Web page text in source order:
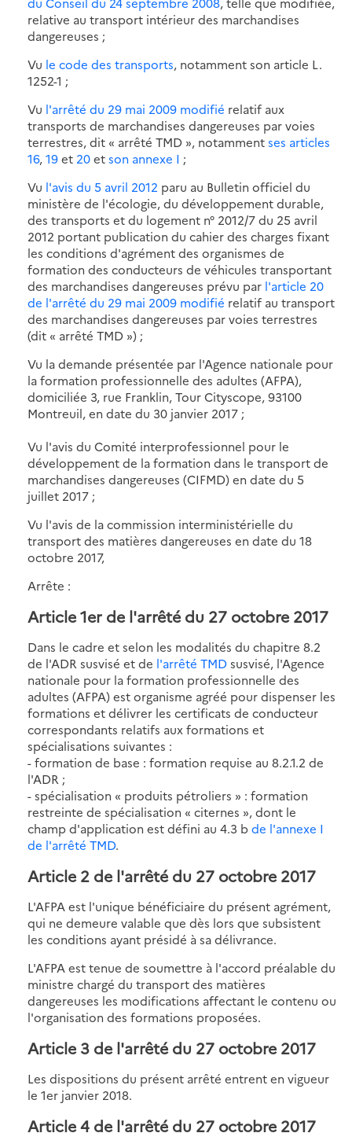
relative au transport intérieur des marchandises
dangereuses ;
Vu le code des transports, notamment son article L.
1252-1 ;
Vu l'arrêté du 29 mai 2009 modifié relatif aux
transports de marchandises dangereuses par voies
terrestres, dit « arrêté TMD », notammentses articles
16,19et 20etson annexe I ;
Vu l'avis du 5 avril 2012 paru au Bulletin officiel du
ministère de l'écologie, du développement durable,
des transports et du logement n° 2012/7 du 25 avril
2012 portant publication du cahier des charges fixant
les conditions d'agrément des organismes de
formation des conducteurs de véhicules transportant
des marchandises dangereuses prévu par l'article 20
de l'arrêté du 29 mai 2009 modifié relatif au transport
des marchandises dangereuses par voies terrestres
(dit « arrêté TMD ») ;
Vu la demande présentée par l'Agence nationale pour
la formation professionnelle des adultes (AFPA),
domiciliée 3, rue Franklin, Tour Cityscope, 93100
Montreuil, en date du 30 janvier 2017 ;
Vu l'avis du Comité interprofessionnel pour le
développement de la formation dans le transport de
marchandises dangereuses (CIFMD) en date du 5
juillet 2017 ;
Vu l'avis de la commission interministérielle du
transport des matières dangereuses en date du 18
octobre 2017,
Arrête :
Article 1er de l'arrêté du 27 octobre 2017
Dans le cadre et selon les modalités du chapitre 8.2
de l'ADR susvisé et de l'arrêté TMDsusvisé, l'Agence
nationale pour la formation professionnelle des
adultes (AFPA) est organisme agréé pour dispenser les
formations et délivrer les certificats de conducteur
correspondants relatifs aux formations et
spécialisations suivantes :
- formation de base : formation requise au 8.2.1.2 de
l'ADR ;
- spécialisation « produits pétroliers » : formation
restreinte de spécialisation « citernes », dont le
champ d'application est défini au 4.3 b de l'annexe I
de l'arrêté TMD.
Article 2 de l'arrêté du 27 octobre 2017
L'AFPA est l'unique bénéficiaire du présent agrément,
qui ne demeure valable que dès lors que subsistent
les conditions ayant présidé à sa délivrance.
L'AFPA est tenue de soumettre à l'accord préalable du
ministre chargé du transport des matières
dangereuses les modifications affectant le contenu ou
l'organisation des formations proposées.
Article 3 de l'arrêté du 27 octobre 2017
Les dispositions du présent arrêté entrent en vigueur
le 1er janvier 2018.
Article 4 de l'arrêté du 27 octobre 2017